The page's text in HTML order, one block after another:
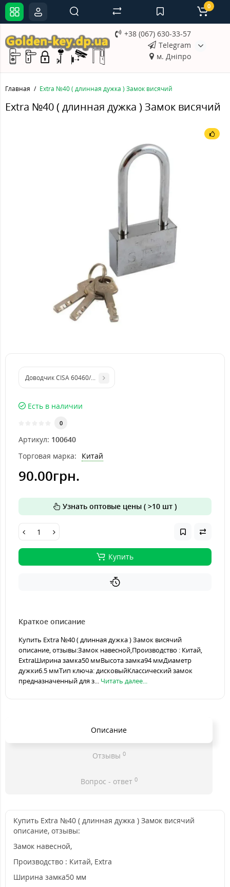
+38 (067) 630-33-57
Telegram
м. Дніпро
0
Главная Extra №40 ( длинная дужка ) Замок висячий
Extra №40 ( длинная дужка ) Замок висячий
Доводчик CISA 60460/60470.03.0.45 STD до 80 кг белый
Есть в наличии
0
Артикул: 100640
Торговая марка:
Китай
90.00грн.
Узнать оптовые цены ( >10 шт )
Купить
Краткое описание
Купить Extra №40 ( длинная дужка ) Замок висячий
описание, отзывы:Замок навесной,Производство : Китай,
ExtraШирина замка50 ммВысота замка94 ммДиаметр
дужки6.5 ммТип ключа: дисковыйКлассический замок
предназначенный для з... Читать далее...
Описание
Отзывы 0
Вопрос - ответ 0
Купить Extra №40 ( длинная дужка ) Замок висячий
описание, отзывы:
Замок навесной,
Производство : Китай, Extra
Ширина замка50 мм